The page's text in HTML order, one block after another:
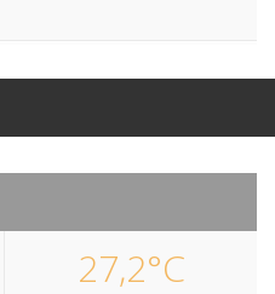
27,2°C